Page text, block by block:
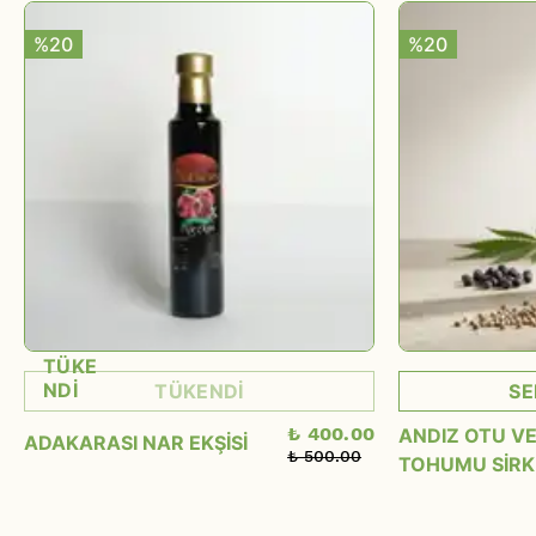
%20
TÜKE
NDİ
TÜKENDİ
ADAKARASI NAR EKŞİSİ ₺ 400.00
₺ 500.00
%20
ANDIZ OTU
TOHUMU